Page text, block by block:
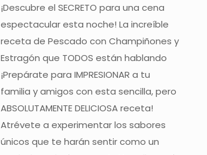
¡Descubre el SECRETO para una cena
espectacular esta noche! La increíble
receta de Pescado con Champiñones y
Estragón que TODOS están hablando
¡Prepárate para IMPRESIONAR a tu
familia y amigos con esta sencilla, pero
ABSOLUTAMENTE DELICIOSA receta!
Atrévete a experimentar los sabores
únicos que te harán sentir como un